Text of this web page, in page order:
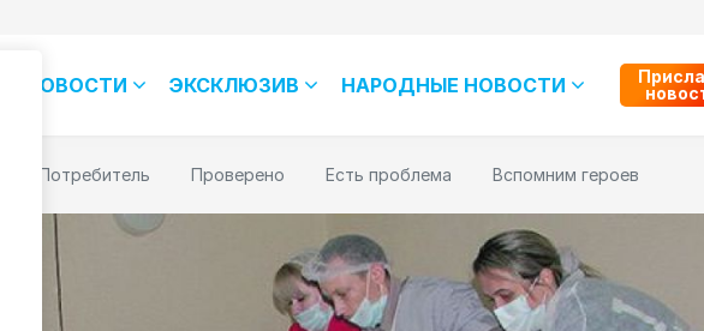
НОВОСТИ ЭКСКЛЮЗИВ НАРОДНЫЕ НОВОСТИ
Потребитель Проверено Есть проблема Вспомним героев